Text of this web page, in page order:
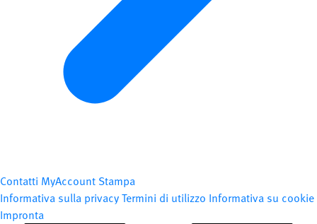
Contatti MyAccount Stampa
Informativa sulla privacyTermini di utilizzo Informativa su cookie
Impronta